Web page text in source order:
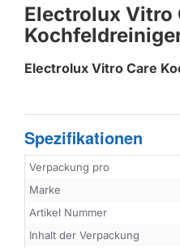
Electrolux Vitro
Electrolux Vitro Care
Spezifikationen
Verpackung pro
Marke
Artikel Nummer
Inhalt der Verpackung